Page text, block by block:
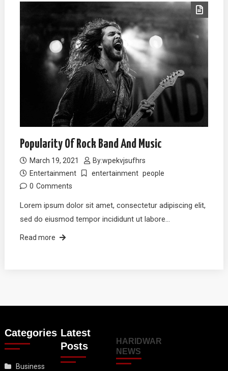
Popularity Of Rock Band And Music
March 19, 2021 By:wpekvjsufhrs
Entertainment
entertainment people
0 Comments
Lorem ipsum dolor sit amet, consectetur adipiscing elit,
sed do eiusmod tempor incididunt ut labore…
Read more
Categories
Business
Latest
Posts
HARIDWAR
NEWS